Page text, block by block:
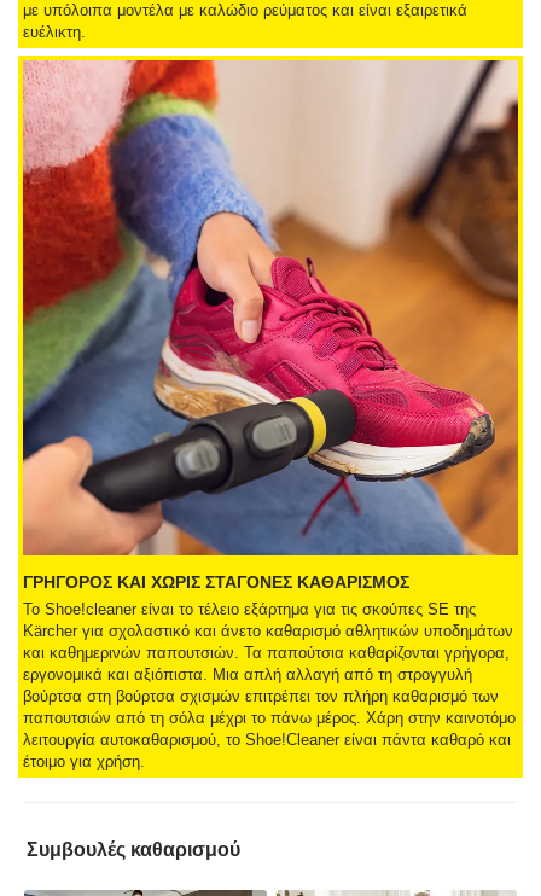
με υπόλοιπα μοντέλα με καλώδιο ρεύματος και είναι εξαιρετικά
ευέλικτη.
ΓΡΗΓΟΡΟΣ ΚΑΙ ΧΩΡΙΣ ΣΤΑΓΟΝΕΣ ΚΑΘΑΡΙΣΜΟΣ
Το Shoe!cleaner είναι το τέλειο εξάρτημα για τις σκούπες SE της
Kärcher για σχολαστικό και άνετο καθαρισμό αθλητικών υποδημάτων
και καθημερινών παπουτσιών. Τα παπούτσια καθαρίζονται γρήγορα,
εργονομικά και αξιόπιστα. Μια απλή αλλαγή από τη στρογγυλή
βούρτσα στη βούρτσα σχισμών επιτρέπει τον πλήρη καθαρισμό των
παπουτσιών από τη σόλα μέχρι το πάνω μέρος. Χάρη στην καινοτόμο
λειτουργία αυτοκαθαρισμού, το Shoe!Cleaner είναι πάντα καθαρό και
έτοιμο για χρήση.
Συμβουλές καθαρισμού